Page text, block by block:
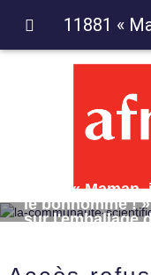
11881 «
le bonhomme !
sur l'emballage